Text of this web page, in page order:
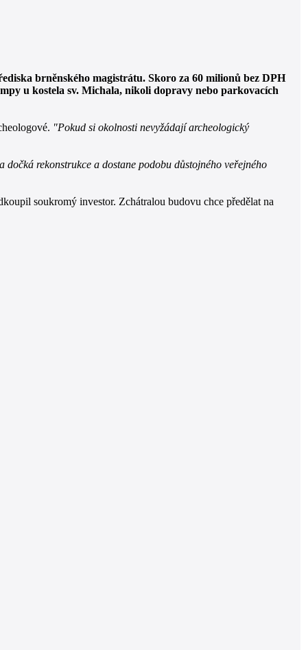
brněnského magistrátu. Skoro za 60 milionů bez DPH
u kostela sv. Michala, nikoli dopravy nebo parkovacích
"Pokud si okolnosti nevyžádají archeologický
rekonstrukce a dostane podobu důstojného veřejného
soukromý investor. Zchátralou budovu chce předělat na